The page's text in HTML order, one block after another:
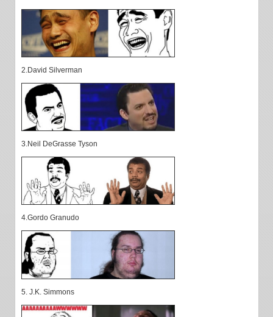
2.David Silverman
3.Neil DeGrasse Tyson
4.Gordo Granudo
5. J.K. Simmons